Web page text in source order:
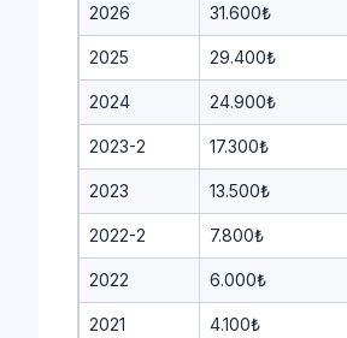
2026 31.600₺
2025 29.400₺
2024 24.900₺
2023-2 17.300₺
2023 13.500₺
2022-2 7.800₺
2022 6.000₺
2021 4.100₺